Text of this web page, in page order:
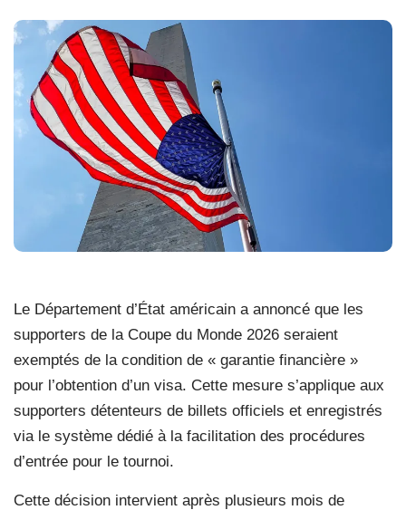
Le Département d’État américain a annoncé que les
supporters de la Coupe du Monde 2026 seraient
exemptés de la condition de « garantie financière »
pour l’obtention d’un visa. Cette mesure s’applique aux
supporters détenteurs de billets officiels et enregistrés
via le système dédié à la facilitation des procédures
d’entrée pour le tournoi.
Cette décision intervient après plusieurs mois de